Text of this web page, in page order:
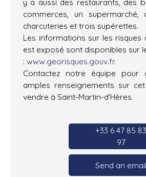
y a aussi des restaurants, des
commerces, un supermarché,
charcuteries et trois supérettes.
Les informations sur les risques
est exposé sont disponibles sur
: www.georisques.gouv.fr.
Contactez notre équipe pour
amples renseignements sur
vendre à Saint-Martin-d'Hères.
+33 6 47 85 83
97
Send an email